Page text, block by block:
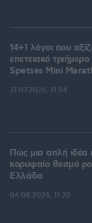
14+1 λόγοι που
επετειακό
Spetses Mini
31.07.2026, 11:04
Πώς μια απλή ιδέα
κορυφαίο θεσμό
Ελλάδα
04.08.2026, 11:20